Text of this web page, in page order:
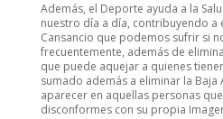
Además, el Deporte ayuda a la
nuestro día a día, contribuyendo a
Cansancio que podemos sufrir si
frecuentemente, además de
que puede aquejar a quienes
sumado además a eliminar la Baja
aparecer en aquellas personas
disconformes con su propia